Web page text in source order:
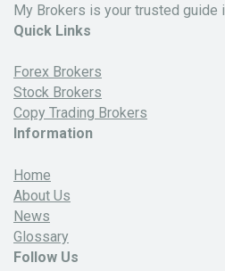
My Brokers is your trusted guide
Quick Links
Forex Brokers
Stock Brokers
Copy Trading Brokers
Information
Home
About Us
News
Glossary
Follow Us